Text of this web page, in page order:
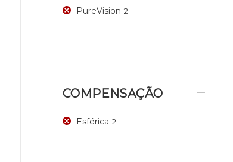
PureVision 2
COMPENSAÇÃO
Esférica 2